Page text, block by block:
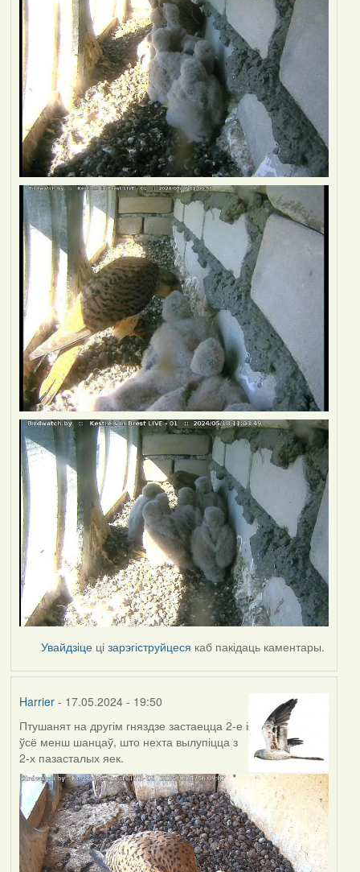
Увайдзіце цізарэгіструйцеся каб пакідаць каментары.
Harrier- 17.05.2024 - 19:50
Птушанят на другім гняздзе застаецца 2-е і
ўсё менш шанцаў, што нехта вылупіцца з
2-х пазасталых яек.